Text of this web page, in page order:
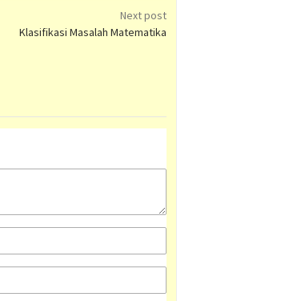
Next post
Klasifikasi Masalah Matematika